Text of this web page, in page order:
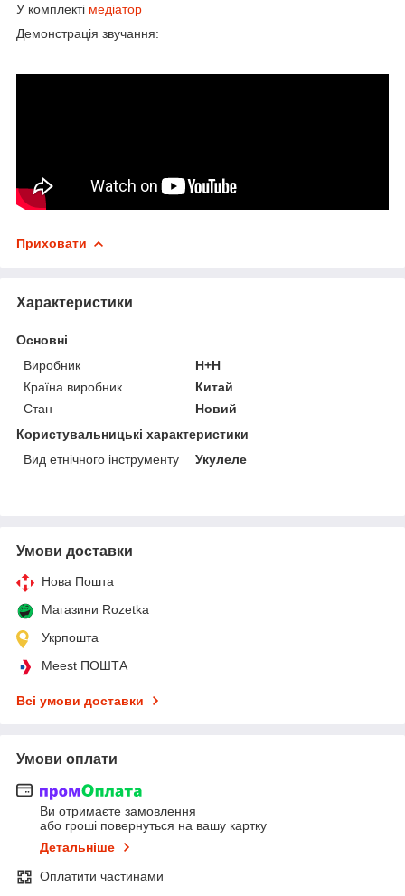
У комплекті медіатор
Демонстрація звучання:
Приховати
Характеристики
Основні
Виробник
H+H
Країна виробник
Китай
Стан
Новий
Користувальницькі характеристики
Вид етнічного інструменту
Укулеле
Умови доставки
Нова Пошта
Магазини Rozetka
Укрпошта
Meest ПОШТА
Всі умови доставки
Умови оплати
Ви отримаєте замовлення
або гроші повернуться на вашу картку
Детальніше
Оплатити частинами